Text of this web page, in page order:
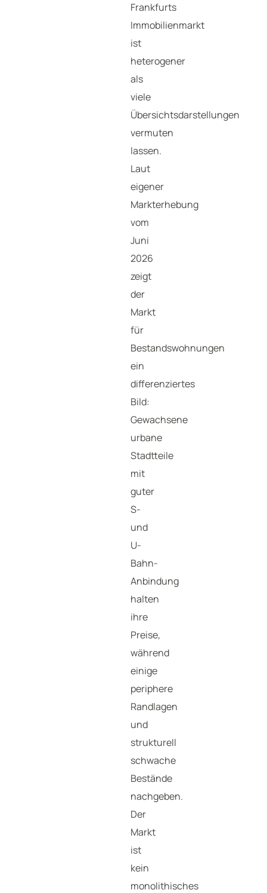
Frankfurts
Immobilienmarkt
ist
heterogener
als
viele
Übersichtsdarstellungen
vermuten
lassen.
Laut
eigener
Markterhebung
vom
Juni
2026
zeigt
der
Markt
für
Bestandswohnungen
ein
differenziertes
Bild:
Gewachsene
urbane
Stadtteile
mit
guter
S-
und
U-
Bahn-
Anbindung
halten
ihre
Preise,
während
einige
periphere
Randlagen
und
strukturell
schwache
Bestände
nachgeben.
Der
Markt
ist
kein
monolithisches